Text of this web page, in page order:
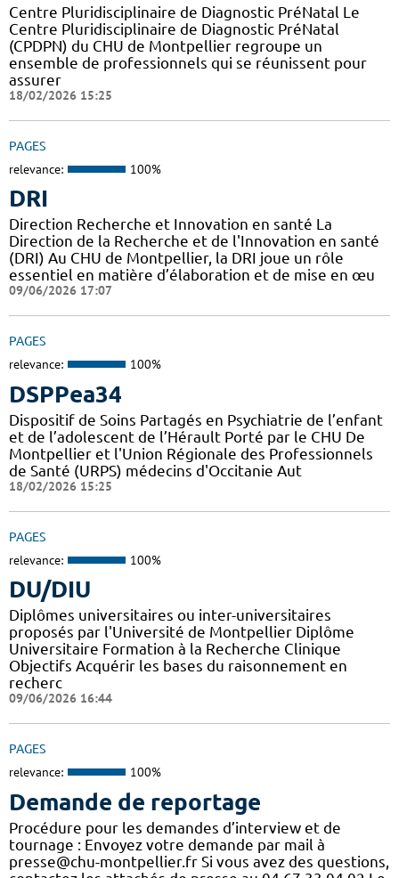
Centre Pluridisciplinaire de Diagnostic PréNatal Le
Centre Pluridisciplinaire de Diagnostic PréNatal
(CPDPN) du CHU de Montpellier regroupe un
ensemble de professionnels qui se réunissent pour
assurer
18/02/2026 15:25
PAGES
relevance: 100%
DRI
Direction Recherche et Innovation en santé La
Direction de la Recherche et de l'Innovation en santé
(DRI) Au CHU de Montpellier, la DRI joue un rôle
essentiel en matière d’élaboration et de mise en œu
09/06/2026 17:07
PAGES
relevance: 100%
DSPPea34
Dispositif de Soins Partagés en Psychiatrie de l’enfant
et de l’adolescent de l’Hérault Porté par le CHU De
Montpellier et l'Union Régionale des Professionnels
de Santé (URPS) médecins d'Occitanie Aut
18/02/2026 15:25
PAGES
relevance: 100%
DU/DIU
Diplômes universitaires ou inter-universitaires
proposés par l'Université de Montpellier Diplôme
Universitaire Formation à la Recherche Clinique
Objectifs Acquérir les bases du raisonnement en
recherc
09/06/2026 16:44
PAGES
relevance: 100%
Demande de reportage
Procédure pour les demandes d’interview et de
tournage : Envoyez votre demande par mail à
presse@chu-montpellier.fr Si vous avez des questions,